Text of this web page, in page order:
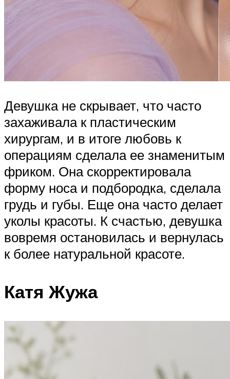
Девушка не скрывает, что часто
захаживала к пластическим
хирургам, и в итоге любовь к
операциям сделала ее знаменитым
фриком. Она скорректировала
форму носа и подбородка, сделала
грудь и губы. Еще она часто делает
уколы красоты. К счастью, девушка
вовремя остановилась и вернулась
к более натуральной красоте.
Катя Жужа